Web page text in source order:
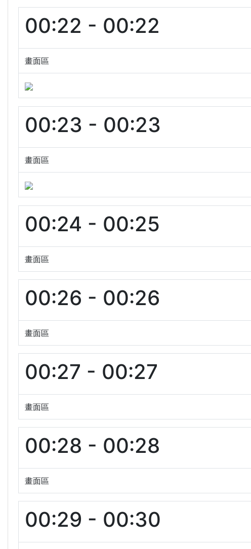
00:22 - 00:22
畫面區
00:23 - 00:23
畫面區
00:24 - 00:25
畫面區
00:26 - 00:26
畫面區
00:27 - 00:27
畫面區
00:28 - 00:28
畫面區
00:29 - 00:30